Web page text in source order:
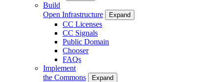
Build
Open Infrastructure
Expand
CC Licenses
CC Signals
Public Domain
Chooser
FAQs
Implement
the Commons
Expand